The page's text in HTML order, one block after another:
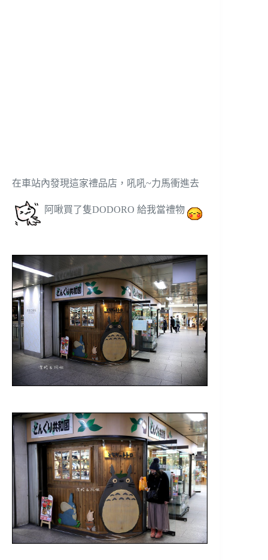
在車站內發現這家禮品店，吼吼~力馬衝進去
阿啾買了隻DODORO 給我當禮物